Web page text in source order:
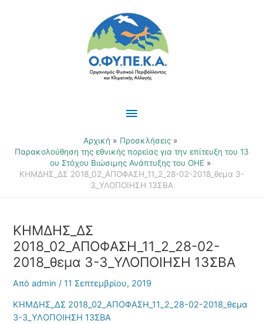
Κύριο
Μενού
Αρχική
Προσκλήσεις
Παρακολούθηση της εθνικής πορείας για την επίτευξη του 13
ου Στόχου Βιώσιμης Ανάπτυξης του ΟΗΕ
ΚΗΜΔΗΣ_ΔΣ 2018_02_ΑΠΟΦΑΣΗ_11_2_28-02-2018_θεμα 3-
3_ΥΛΟΠΟΙΗΣΗ 13ΣΒΑ
ΚΗΜΔΗΣ_ΔΣ
2018_02_ΑΠΟΦΑΣΗ_11_2_28-02-
2018_θεμα 3-3_ΥΛΟΠΟΙΗΣΗ 13ΣΒΑ
Απόadmin/11 Σεπτεμβρίου, 2019
ΚΗΜΔΗΣ_ΔΣ 2018_02_ΑΠΟΦΑΣΗ_11_2_28-02-2018_θεμα
3-3_ΥΛΟΠΟΙΗΣΗ 13ΣΒΑ